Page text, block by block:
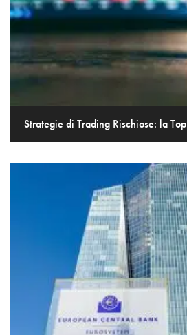
Strategie di Trading Rischiose: la